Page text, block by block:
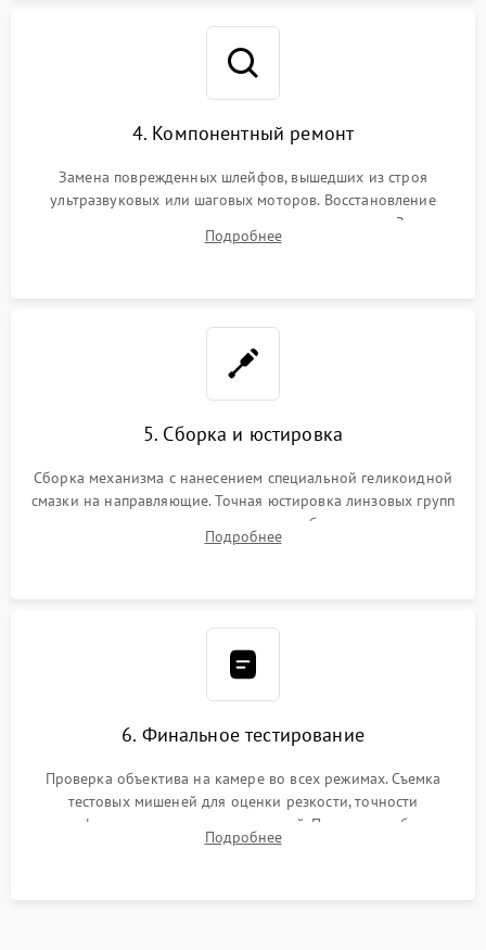
4. Компонентный ремонт
Замена поврежденных шлейфов, вышедших из строя
ультразвуковых или шаговых моторов. Восстановление
геометрии направляющих при заклинивании зума. Замена
неисправного блока диафрагмы, датчиков положения или
Подробнее
5. Сборка и юстировка
Сборка механизма с нанесением специальной геликоидной
смазки на направляющие. Точная юстировка линзовых групп
программным или механическим способом для устранения
бэк
Подробнее
6. Финальное тестирование
Проверка объектива на камере во всех режимах. Съемка
тестовых мишеней для оценки резкости, точности
автофокуса и отсутствия искажений. Проверка работы
диафрагмы на закрытых значениях и тестирование
Подробнее